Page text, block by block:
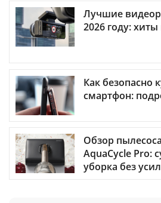
Лучшие
2026 году:
Как безопасно
смартфон:
Обзор
AquaCycle Pro:
уборка без